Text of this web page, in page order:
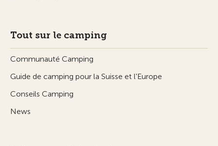
Tout sur le camping
Communauté Camping
Guide de camping pour la Suisse et l'Europe
Conseils Camping
News